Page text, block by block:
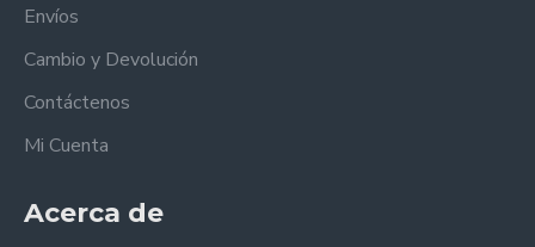
Envíos
Cambio y Devolución
Contáctenos
Mi Cuenta
Acerca de